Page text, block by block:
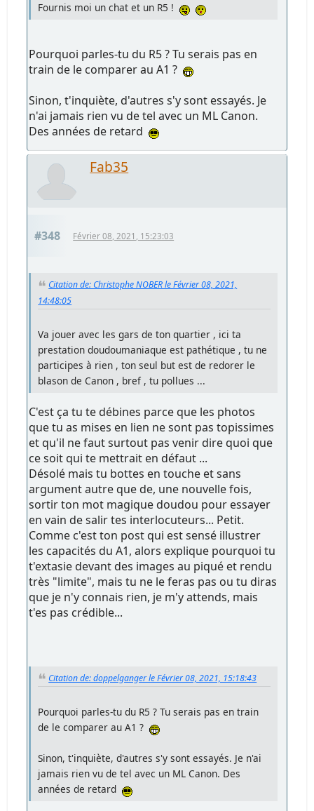
Fournis moi un chat et un R5 !
Pourquoi parles-tu du R5 ? Tu serais pas en
train de le comparer au A1 ?
Sinon, t'inquiète, d'autres s'y sont essayés. Je
n'ai jamais rien vu de tel avec un ML Canon.
Des années de retard
Fab35
#348 Février 08, 2021, 15:23:03
Citation de: Christophe NOBER le Février 08, 2021,
14:48:05
Va jouer avec les gars de ton quartier , ici ta
prestation doudoumaniaque est pathétique , tu ne
participes à rien , ton seul but est de redorer le
blason de Canon , bref , tu pollues ...
C'est ça tu te débines parce que les photos
que tu as mises en lien ne sont pas topissimes
et qu'il ne faut surtout pas venir dire quoi que
ce soit qui te mettrait en défaut ...
Désolé mais tu bottes en touche et sans
argument autre que de, une nouvelle fois,
sortir ton mot magique doudou pour essayer
en vain de salir tes interlocuteurs... Petit.
Comme c'est ton post qui est sensé illustrer
les capacités du A1, alors explique pourquoi tu
t'extasie devant des images au piqué et rendu
très "limite", mais tu ne le feras pas ou tu diras
que je n'y connais rien, je m'y attends, mais
t'es pas crédible...
Citation de: doppelganger le Février 08, 2021, 15:18:43
Pourquoi parles-tu du R5 ? Tu serais pas en train
de le comparer au A1 ?
Sinon, t'inquiète, d'autres s'y sont essayés. Je n'ai
jamais rien vu de tel avec un ML Canon. Des
années de retard